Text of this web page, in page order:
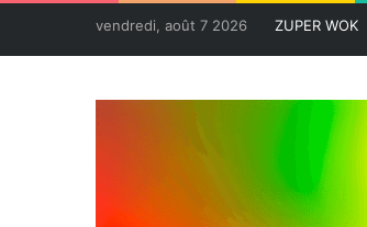
vendredi, août 7 2026 ZUPER WOK